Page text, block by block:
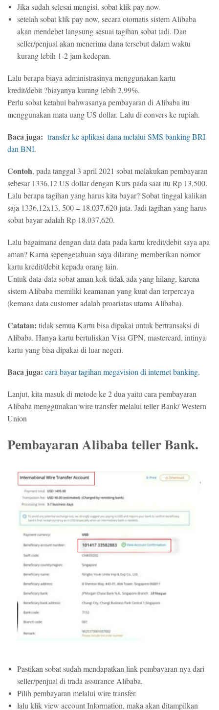
Jika sudah selesai mengisi, sobat klik pay now.
setelah sobat klik pay now, secara otomatis sistem Alibaba
akan mendebet langsung sesuai tagihan sobat tadi. Dan
seller/penjual akan menerima dana tersebut dalam waktu
kurang lebih 1-2 jam kedepan.
Lalu berapa biaya administrasinya menggunakan kartu
kredit/debit ?biayanya kurang lebih 2,99℅.
Perlu sobat ketahui bahwasanya pembayaran di Alibaba itu
menggunakan mata uang US dollar. Lalu di convers ke rupiah.
Baca juga: transfer ke aplikasi dana melalui SMS banking BRI
dan BNI.
Contoh, pada tanggal 3 april 2021 sobat melakukan pembayaran
sebesar 1336.12 US dollar dengan Kurs pada saat itu Rp 13,500.
Lalu berapa tagihan yang harus kita bayar? Sobat tinggal kalikan
saja 1336,12x13, 500 = 18.037,620 juta. Jadi tagihan yang harus
sobat bayar adalah Rp 18.037,620.
Lalu bagaimana dengan data data pada kartu kredit/debit saya apa
aman? Karna sepengetahuan saya dilarang memberikan nomor
kartu kredit/debit kepada orang lain.
Untuk data-data sobat aman kok tidak ada yang hilang, karena
sistem Alibaba memiliki keamanan yang kuat dan terpercaya
(kemana data customer adalah proariatas utama Alibaba).
Catatan: tidak semua Kartu bisa dipakai untuk bertransaksi di
Alibaba. Hanya kartu bertuliskan Visa GPN, mastercard, intinya
kartu yang bisa dipakai di luar negeri.
Baca juga: cara bayar tagihan megavision di internet banking.
Lanjut, kita masuk di metode ke 2 dua yaitu cara pembayaran
Alibaba menggunakan wire transfer melalui teller Bank/ Western
Union
Pembayaran Alibaba teller Bank.
Pastikan sobat sudah mendapatkan link pembayaran nya dari
seller/penjual di trada assurance Alibaba.
Pilih pembayaran melalui wire transfer.
lalu klik view account Information, maka akan ditampilkan